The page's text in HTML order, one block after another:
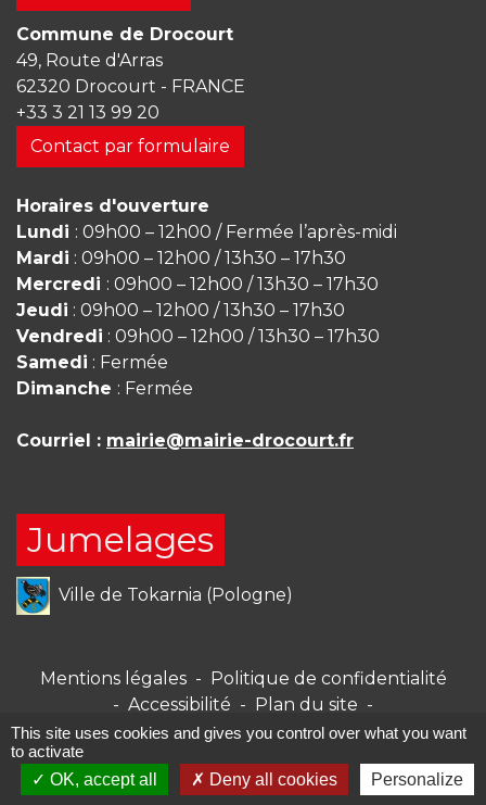
Commune de Drocourt
49, Route d'Arras
62320 Drocourt - FRANCE
+33 3 21 13 99 20
Contact par formulaire
Horaires d'ouverture
Lundi : 09h00 – 12h00 / Fermée l’après-midi
Mardi : 09h00 – 12h00 / 13h30 – 17h30
Mercredi : 09h00 – 12h00 / 13h30 – 17h30
Jeudi : 09h00 – 12h00 / 13h30 – 17h30
Vendredi : 09h00 – 12h00 / 13h30 – 17h30
Samedi : Fermée
Dimanche : Fermée
Courriel : mairie@mairie-drocourt.fr
Jumelages
Ville de Tokarnia (Pologne)
Mentions légales - Politique de confidentialité
- Accessibilité - Plan du site -
Gestion des cookies
Site créé en partenariat avec Réseau des Communes
This site uses cookies and gives you control over what you want
to activate
OK, accept all
Deny all cookies Personalize